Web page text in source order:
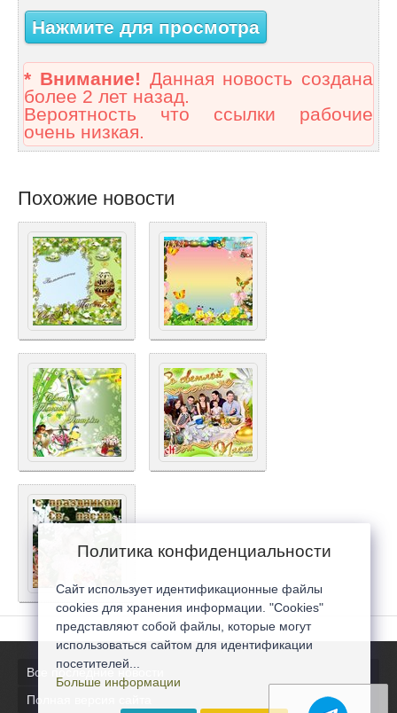
Нажмите для просмотра
* Внимание! Данная новость создана
более 2 лет назад.
Вероятность что ссылки рабочие
очень низкая.
Похожие новости
Все последние новости
Полная версия сайта
Политика конфиденциальности
Сайт использует идентификационные файлы
cookies для хранения информации. "Cookies"
представляют собой файлы, которые могут
использоваться сайтом для идентификации
посетителей...
Больше информации